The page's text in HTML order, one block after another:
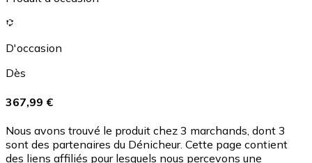
D'occasion
Dès
367,99 €
Nous avons trouvé le produit chez 3 marchands, dont 3
sont des partenaires du Dénicheur. Cette page contient
des liens affiliés pour lesquels nous percevons une